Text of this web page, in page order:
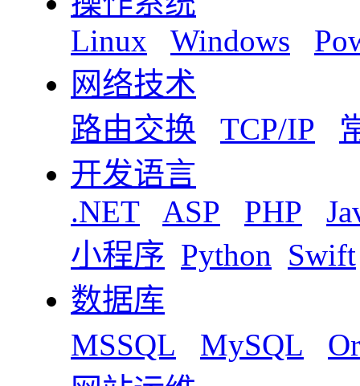
Linux
Windows
网络技术
路由交换
TCP/IP
开发语言
.NET
ASP PHP
小程序 Python Swift
数据库
MSSQL
MySQL